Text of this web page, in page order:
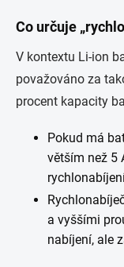
Co určuje
V kontextu Li-ion
považováno za
procent kapacity
Pokud má
větším než 5
a vyššími
nabíjení, ale